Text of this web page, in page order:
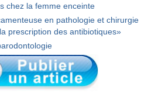
chez la femme enceinte
en pathologie et chirurgie
prescription des antibiotiques»